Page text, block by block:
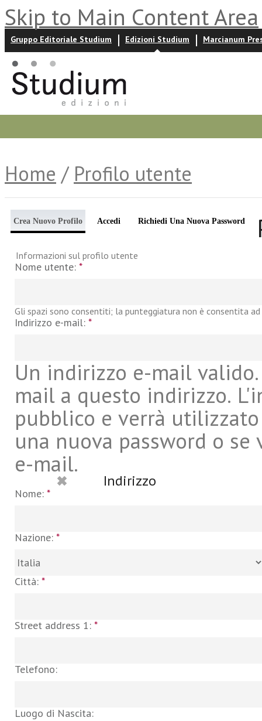
Skip to Main Content Area
Gruppo Editoriale Studium Edizioni Studium Marcianum
Home / Profilo utente
Crea Nuovo Profilo Accedi Richiedi Una Nuova Password
Informazioni sul profilo utente
Nome utente: *
Gli spazi sono consentiti; la punteggiatura non è consentita
Indirizzo e-mail: *
Un indirizzo e-mail
mail a questo indirizzo.
pubblico e verrà
una nuova password o
e-mail.
Indirizzo
Nome: *
Nazione: *
Città: *
Street address 1: *
Telefono:
Luogo di Nascita: